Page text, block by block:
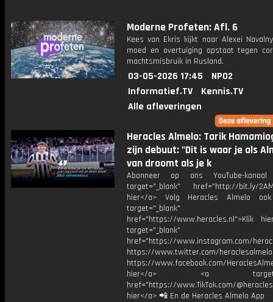
Moderne Profeten: Afl. 6
Kees van Ekris kijkt naar Alexei
moed en overtuiging opstaat tegen
machtsmisbruik in Rusland.
03-05-2026 17:45
NPO2
Informatief.TV
Kennis.TV
Alle afleveringen
Heracles Almelo: Tarik
zijn debuut: "Dit is waar je als
van droomt als je k
Abonneer op ons YouTube-
target="_blank" href="http://bit.ly/
hier</a> Volg Heracles Almelo
target="_blank"
href="https://www.heracles.nl">Klik
target="_blank"
href="https://www.instagram.com/
https://www.twitter.com/heraclesalmelo
https://www.facebook.com/
hier</a> <a
href="https://www.TikTok.com/
hier</a> 📲 En de Heracles Almelo App